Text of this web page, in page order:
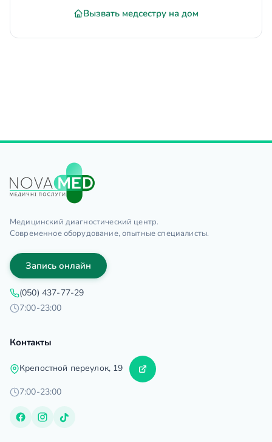
Вызвать медсестру на дом
Медицинский диагностический центр.
Современное оборудование, опытные специалисты.
Запись онлайн
(050) 437-77-29
7:00-23:00
Контакты
Крепостной переулок, 19
7:00-23:00